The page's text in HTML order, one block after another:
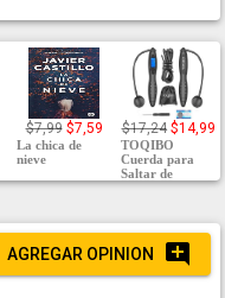
$7,99 $7,59
La chica de
nieve
$17,24 $14,99
TOQIBO
Cuerda para
Saltar de
AGREGAR OPINION